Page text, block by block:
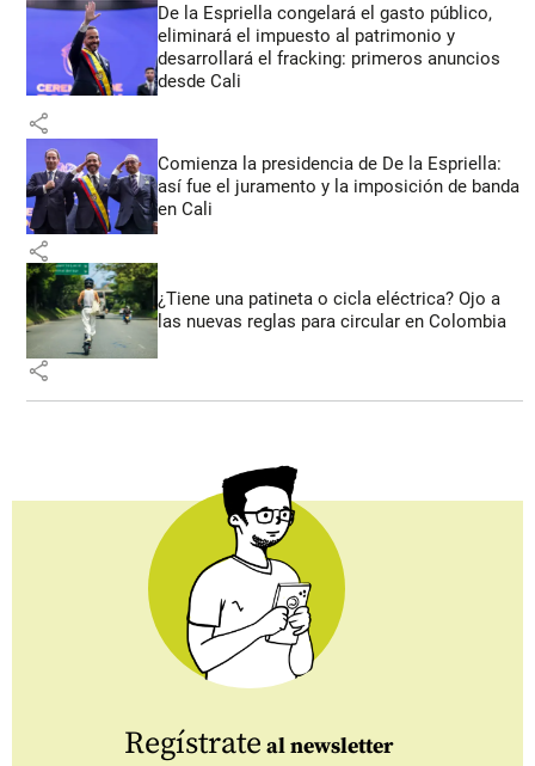
De la Espriella congelará el gasto público,
eliminará el impuesto al patrimonio y
desarrollará el fracking: primeros anuncios
desde Cali
share
Comienza la presidencia de De la Espriella:
así fue el juramento y la imposición de banda
en Cali
share
¿Tiene una patineta o cicla eléctrica? Ojo a
las nuevas reglas para circular en Colombia
share
Regístrate al newsletter